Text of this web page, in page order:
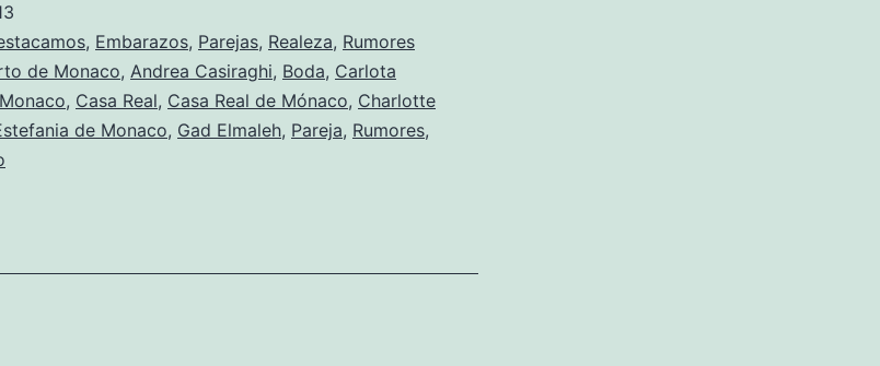
, Embarazos, Parejas, Realeza, Rumores
de Monaco, Andrea Casiraghi, Boda, Carlota
, Casa Real, Casa Real de Mónaco, Charlotte
de Monaco, Gad Elmaleh, Pareja, Rumores,